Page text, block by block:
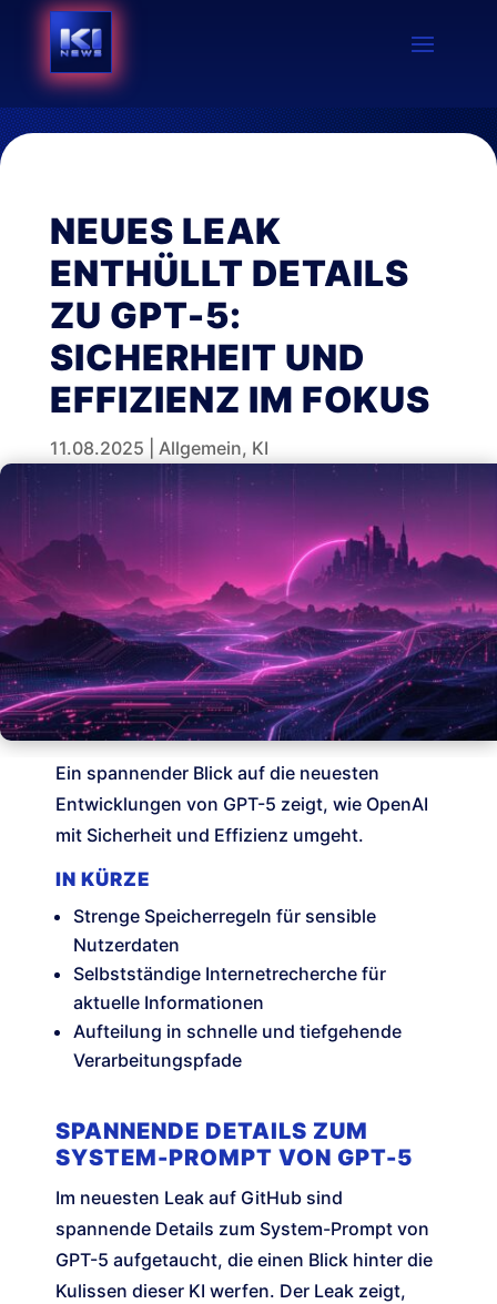
NEUES LEAK
ENTHÜLLT DETAILS
ZU GPT-5:
SICHERHEIT UND
EFFIZIENZ IM FOKUS
11.08.2025 Allgemein, KI
Ein spannender Blick auf die neuesten
Entwicklungen von GPT-5 zeigt, wie OpenAI
mit Sicherheit und Effizienz umgeht.
IN KÜRZE
Strenge Speicherregeln für sensible
Nutzerdaten
Selbstständige Internetrecherche für
aktuelle Informationen
Aufteilung in schnelle und tiefgehende
Verarbeitungspfade
SPANNENDE DETAILS ZUM
SYSTEM-PROMPT VON GPT-5
Im neuesten Leak auf GitHub sind
spannende Details zum System-Prompt von
GPT-5 aufgetaucht, die einen Blick hinter die
Kulissen dieser KI werfen. Der Leak zeigt,